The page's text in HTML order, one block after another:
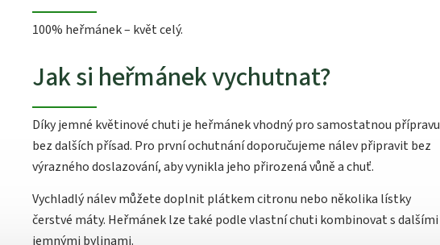
100% heřmánek – květ celý.
Jak si heřmánek vychutnat?
Díky jemné květinové chuti je heřmánek vhodný pro samostatnou přípravu
bez dalších přísad. Pro první ochutnání doporučujeme nálev připravit bez
výrazného doslazování, aby vynikla jeho přirozená vůně a chuť.
Vychladlý nálev můžete doplnit plátkem citronu nebo několika lístky
čerstvé máty. Heřmánek lze také podle vlastní chuti kombinovat s dalšími
jemnými bylinami.